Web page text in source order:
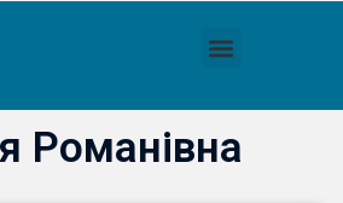
Романівна